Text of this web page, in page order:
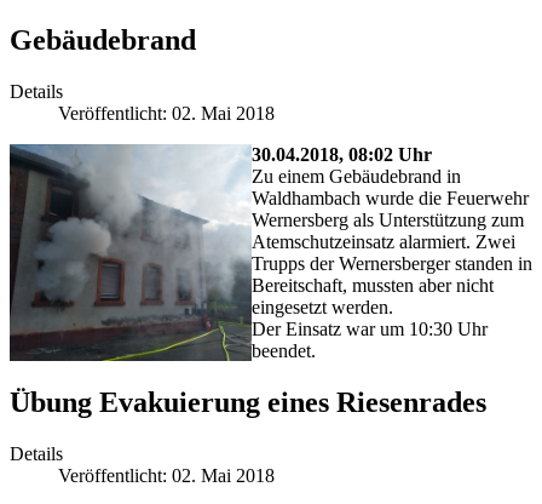
Gebäudebrand
Details
Veröffentlicht: 02. Mai 2018
30.04.2018, 08:02 Uhr
Zu einem Gebäudebrand in
Waldhambach wurde die Feuerwehr
Wernersberg als Unterstützung zum
Atemschutzeinsatz alarmiert. Zwei
Trupps der Wernersberger standen in
Bereitschaft, mussten aber nicht
eingesetzt werden.
Der Einsatz war um 10:30 Uhr
beendet.
Übung Evakuierung eines Riesenrades
Details
Veröffentlicht: 02. Mai 2018